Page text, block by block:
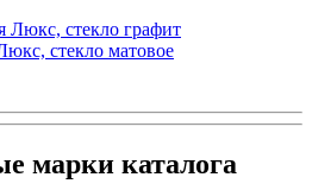
Люкс, стекло графит
стекло матовое
марки каталога